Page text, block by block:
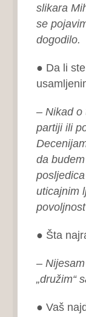
slikara
se
dogodilo.
● Da li
– Nikad o
partiji ili
da
uticajnim
● Šta
–
„družim“
● Vaš